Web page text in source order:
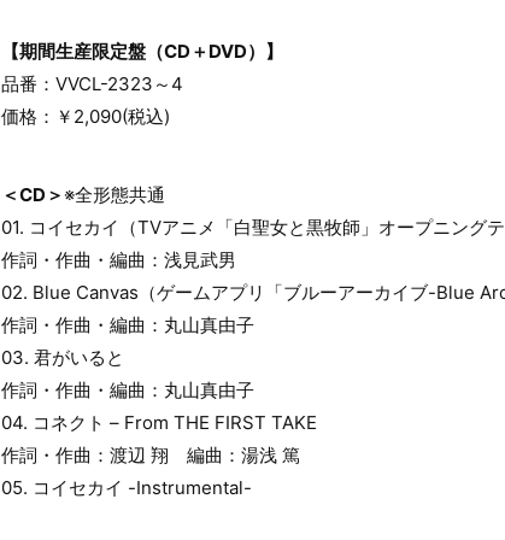
【期間生産限定盤（CD＋DVD）】
品番：VVCL-2323～4
価格：￥2,090(税込)
＜CD＞ ※全形態共通
01. コイセカイ（TVアニメ「白聖女と黒牧師」オープニングテ
作詞・作曲・編曲：浅見武男
02. Blue Canvas（ゲームアプリ「ブルーアーカイブ-Blue
作詞・作曲・編曲：丸山真由子
03. 君がいると
作詞・作曲・編曲：丸山真由子
04. コネクト – From THE FIRST TAKE
作詞・作曲：渡辺 翔 編曲：湯浅 篤
05. コイセカイ -Instrumental-